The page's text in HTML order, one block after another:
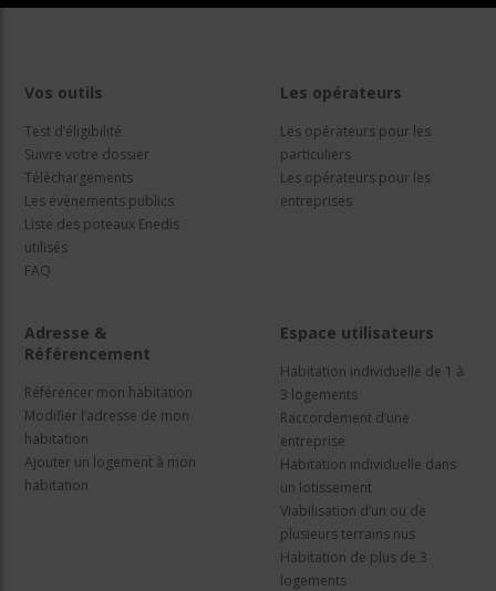
Vos outils
Test d’éligibilité
Suivre votre dossier
Téléchargements
Les évènements publics
Liste des poteaux Enedis
utilisés
FAQ
Les opérateurs
Les opérateurs pour les
particuliers
Les opérateurs pour les
entreprises
Adresse &
Référencement
Référencer mon habitation
Modifier l’adresse de mon
habitation
Ajouter un logement à mon
habitation
Espace utilisateurs
Habitation individuelle de 1 à
3 logements
Raccordement d’une
entreprise
Habitation individuelle dans
un lotissement
Viabilisation d’un ou de
plusieurs terrains nus
Habitation de plus de 3
logements